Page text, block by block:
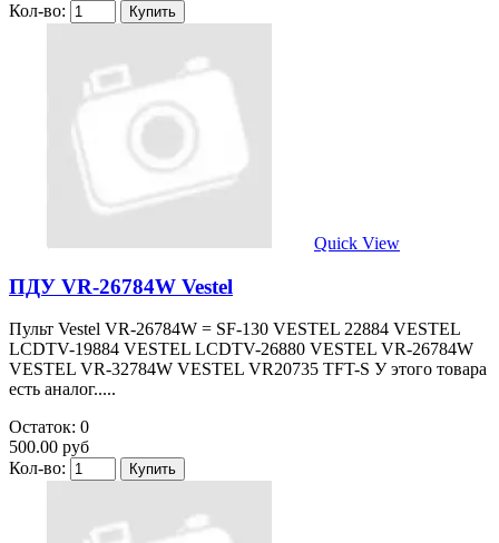
Кол-во:
Quick View
ПДУ VR-26784W Vestel
Пульт Vestel VR-26784W = SF-130 VESTEL 22884 VESTEL
LCDTV-19884 VESTEL LCDTV-26880 VESTEL VR-26784W
VESTEL VR-32784W VESTEL VR20735 TFT-S У этого товара
есть аналог.....
Остаток: 0
500.00 руб
Кол-во: